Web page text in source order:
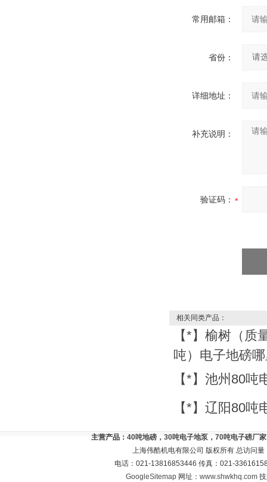
常用邮箱：
省份：
详细地址：
补充说明：
验证码：
相关同类产品：
【*】榆树（质
吨）电子地磅
【*】池州80
【*】辽阳80
主营产品： 40吨地磅，30吨电子地泵，70吨电子磅厂
上海伟酷机电有限公司 版权所有 总访问量
电话：021-13816853446 传真：021-
GoogleSitemap 网址：www.shwkhq.com